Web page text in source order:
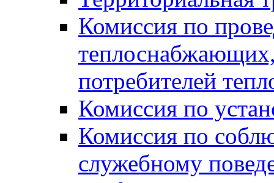
Комиссия по
потребителей
Комиссия по
Комиссия по
служебному